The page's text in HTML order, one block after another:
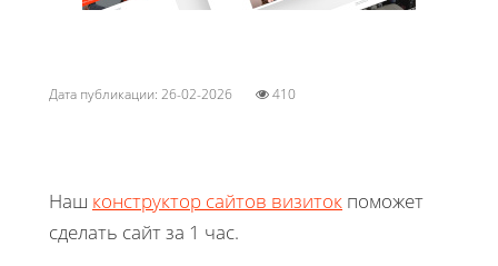
Дата публикации: 26-02-2026 410
Наш конструктор сайтов визиток поможет
сделать сайт за 1 час.